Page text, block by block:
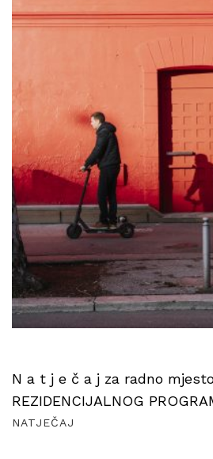
N a t j e č a j za radno mjesto
REZIDENCIJALNOG
NATJEČAJ